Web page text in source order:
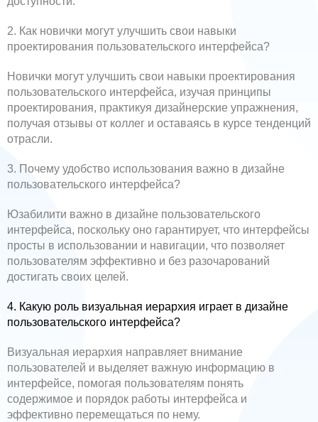
2. Как новички могут улучшить свои навыки
проектирования пользовательского интерфейса?
Новички могут улучшить свои навыки проектирования
пользовательского интерфейса, изучая принципы
проектирования, практикуя дизайнерские упражнения,
получая отзывы от коллег и оставаясь в курсе тенденций
отрасли.
3. Почему удобство использования важно в дизайне
пользовательского интерфейса?
Юзабилити важно в дизайне пользовательского
интерфейса, поскольку оно гарантирует, что интерфейсы
просты в использовании и навигации, что позволяет
пользователям эффективно и без разочарований
достигать своих целей.
4. Какую роль визуальная иерархия играет в дизайне
пользовательского интерфейса?
Визуальная иерархия направляет внимание
пользователей и выделяет важную информацию в
интерфейсе, помогая пользователям понять
содержимое и порядок работы интерфейса и
эффективно перемещаться по нему.